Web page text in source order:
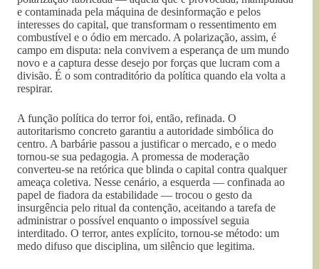
e contaminada pela máquina de desinformação e pelos
interesses do capital, que transformam o ressentimento em
combustível e o ódio em mercado. A polarização, assim, é
campo em disputa: nela convivem a esperança de um mundo
novo e a captura desse desejo por forças que lucram com a
divisão. É o som contraditório da política quando ela volta a
respirar.
A função política do terror foi, então, refinada. O
autoritarismo concreto garantiu a autoridade simbólica do
centro. A barbárie passou a justificar o mercado, e o medo
tornou-se sua pedagogia. A promessa de moderação
converteu-se na retórica que blinda o capital contra qualquer
ameaça coletiva. Nesse cenário, a esquerda — confinada ao
papel de fiadora da estabilidade — trocou o gesto da
insurgência pelo ritual da contenção, aceitando a tarefa de
administrar o possível enquanto o impossível seguia
interditado. O terror, antes explícito, tornou-se método: um
medo difuso que disciplina, um silêncio que legitima.